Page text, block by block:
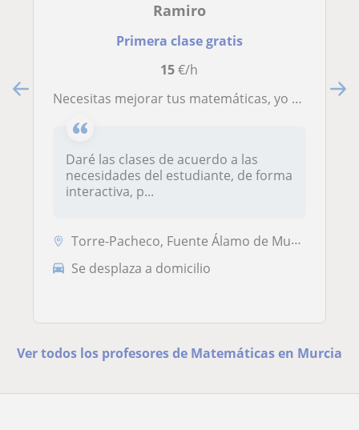
Ramiro
Primera clase gratis
15€/h
Necesitas mejorar tus matemáticas, yo puedo ayudarte. Contactame
Daré las clases de acuerdo a las
necesidades del estudiante, de forma
interactiva, p...
Torre-Pacheco, Fuente Álamo de Murcia, Los Alcázares, San Javier, Cart...
Se desplaza a domicilio
Ver todos los profesores de Matemáticas en Murcia